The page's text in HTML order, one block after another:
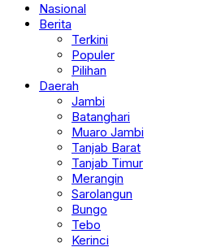
Nasional
Berita
Terkini
Populer
Pilihan
Daerah
Jambi
Batanghari
Muaro Jambi
Tanjab Barat
Tanjab Timur
Merangin
Sarolangun
Bungo
Tebo
Kerinci